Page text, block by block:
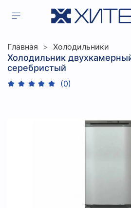
Главная Холодильники
Холодильник
серебристый
(0)